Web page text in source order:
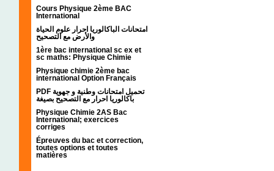
Cours Physique 2ème BAC
International
امتحانات الباكالوريا احرار علوم الحياة
والأرض مع التصحيح
1ère bac international sc ex et
sc maths: Physique Chimie
Physique chimie 2ème bac
international Option Français
PDF تحميل امتحانات وطنية و جهوية
باكالوريا احرار مع التصحيح بصيغة
Physique Chimie 2AS Bac
International; exercices
corriges
Épreuves du bac et correction,
toutes options et toutes
matières